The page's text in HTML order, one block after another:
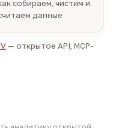
собираем, чистим и
данные
— открытое API, MCP-